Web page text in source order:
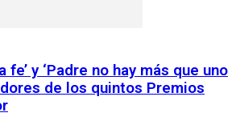
fe’ y ‘Padre no hay más que uno
de los quintos Premios